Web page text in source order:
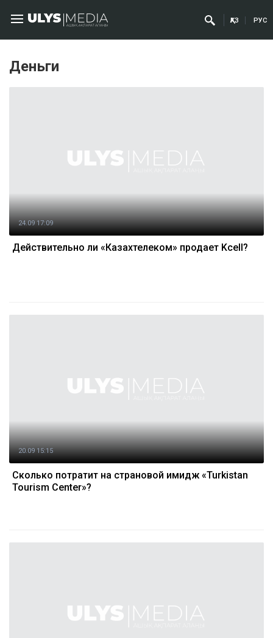
ҚАЗ РУС
Деньги
24.09 17:09
Действительно ли «Казахтелеком» продает Kcell?
20.09 15:15
Сколько потратит на страновой имидж «Turkistan
Tourism Center»?